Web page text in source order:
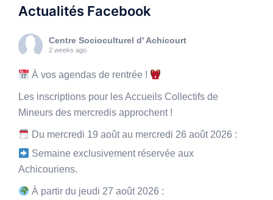
Actualités Facebook
Centre Socioculturel d' Achicourt
2 weeks ago
À vos agendas de rentrée !
Les inscriptions pour les Accueils Collectifs de
Mineurs des mercredis approchent !
Du mercredi 19 août au mercredi 26 août 2026 :
Semaine exclusivement réservée aux
Achicouriens.
À partir du jeudi 27 août 2026 :